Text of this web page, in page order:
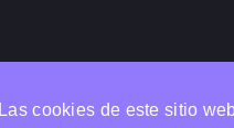
Las cookies de este sitio